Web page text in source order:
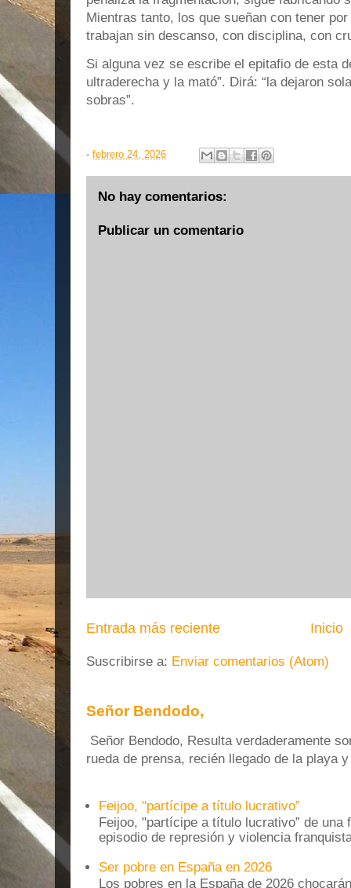
Mientras tanto, los que sueñan con tener
trabajan sin descanso, con disciplina, con
Si alguna vez se escribe el epitafio de esta
ultraderecha y la mató”. Dirá: “la dejaron
sobras”.
- febrero 24, 2026
No hay comentarios:
Publicar un comentario
Entrada más reciente Inicio
Suscribirse a: Enviar comentarios (Atom)
Señor Bendodo,
Señor Bendodo, Resulta verdaderamente
rueda de prensa, recién llegado de la playa
Feijoo, "partícipe a título lucrativo”
Feijoo, "partícipe a título lucrativo” de una
episodio de represión y violencia
Ser pobre en España en 2026
Los pobres en la España de 2026